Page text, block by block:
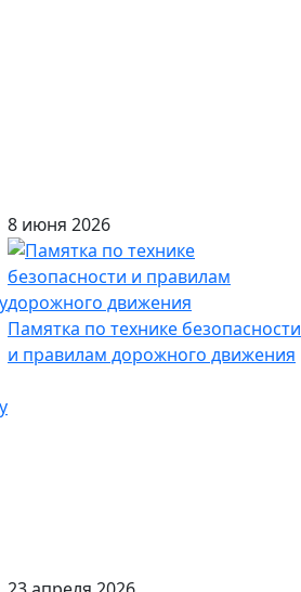
8 июня 2026
Памятка по технике безопасности
и правилам дорожного движения